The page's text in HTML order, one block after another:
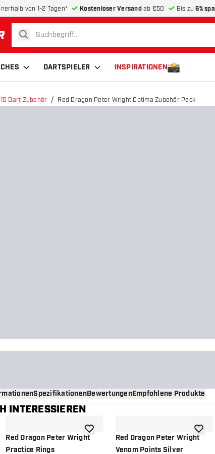
von 1-2 Tagen* Kostenloser Versandab €50 Bis zu6%
suchen
DARTSPIELER INSPIRATIONEN
Dart Zubehör Red Dragon Peter Wright Optima Zubehör Pack
SpezifikationenBewertungenEmpfohlene Produkte
INTERESSIEREN
hinzufügen
Red Dragon Peter Wright
Practice Rings
Zur Wunschliste hinzufügen
Red Dragon Peter Wright
Venom Points Silver
Zur